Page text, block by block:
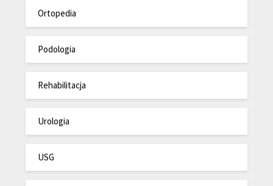
Ortopedia
Podologia
Rehabilitacja
Urologia
USG